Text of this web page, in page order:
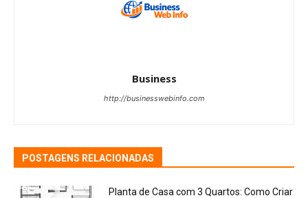
Business
http://businesswebinfo.com
POSTAGENS RELACIONADAS
Planta de Casa com 3 Quartos: Como Criar